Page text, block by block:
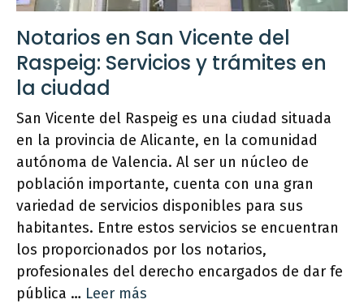
Notarios en San Vicente del
Raspeig: Servicios y trámites en
la ciudad
San Vicente del Raspeig es una ciudad situada
en la provincia de Alicante, en la comunidad
autónoma de Valencia. Al ser un núcleo de
población importante, cuenta con una gran
variedad de servicios disponibles para sus
habitantes. Entre estos servicios se encuentran
los proporcionados por los notarios,
profesionales del derecho encargados de dar fe
pública … Leer más